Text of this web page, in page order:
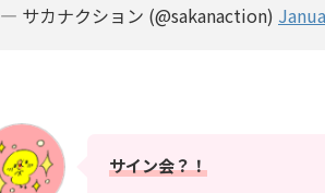
— サカナクション (@sakanaction)
サイン会？！